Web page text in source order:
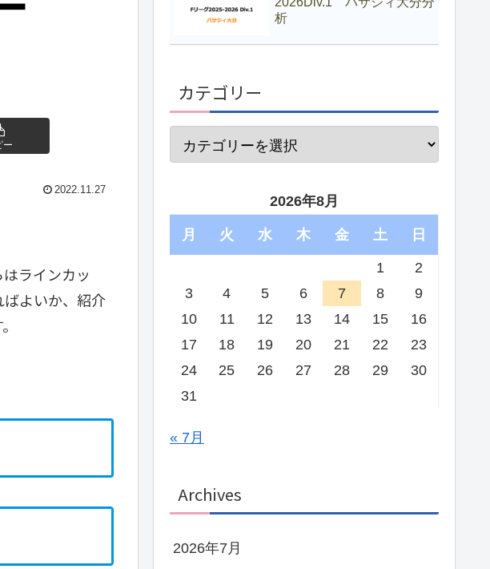
ー
2022.11.27
ラインカッ
よいか、紹介
析
カテゴリー
2026年8月
月 火 水 木 金 土 日
1
2
3
4 5 6 7 8
9
10
11 12 13 14 15
16
17
18 19 20 21 22
23
24
25 26 27 28 29
30
31
« 7月
Archives
2026年7月